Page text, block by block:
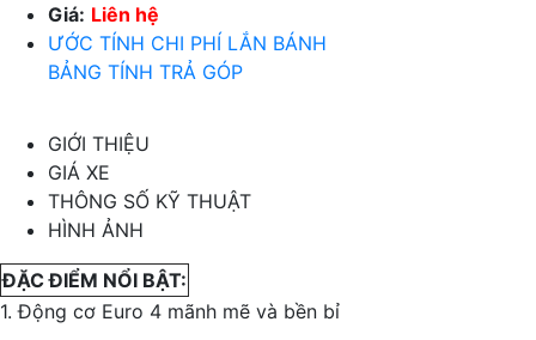
Giá: Liên hệ
ƯỚC TÍNH CHI PHÍ LẮN BÁNH
BẢNG TÍNH TRẢ GÓP
GIỚI THIỆU
GIÁ XE
THÔNG SỐ KỸ THUẬT
HÌNH ẢNH
ĐẶC ĐIỂM NỔI BẬT:
1. Động cơ Euro 4 mãnh mẽ và bền bỉ